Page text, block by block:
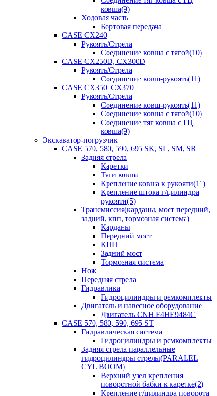
ковша(9)
Ходовая часть
Бортовая передача
CASE CX240
Рукоять/Стрела
Соединение ковша с тягой(10)
CASE CX250D, CX300D
Рукоять/Стрела
Соединение ковш-рукоять(11)
CASE CX350, CX370
Рукоять/Стрела
Соединение ковш-рукоять(11)
Соединение ковша с тягой(10)
Соединение тяг ковша с ГЦ
ковша(9)
Экскаватор-погрузчик
CASE 570, 580, 590, 695 SK, SL, SM, SR
Задняя стрела
Каретки
Тяги ковша
Крепление ковша к рукояти(11)
Крепление штока г/цилиндра
рукояти(5)
Трансмиссия(карданы, мост передний,
задний, кпп, тормозная система)
Карданы
Передний мост
КПП
Задний мост
Тормозная система
Нож
Передняя стрела
Гидравлика
Гидроцилиндры и ремкомплекты
Двигатель и навесное оборудование
Двигатель CNH F4HE9484C
CASE 570, 580, 590, 695 ST
Гидравлическая система
Гидроцилиндры и ремкомплекты
Задняя стрела параллельные
гидроцилиндры стрелы(PARALEL
CYL BOOM)
Верхний узел крепления
поворотной бабки к каретке(2)
Крепление г/цилиндра поворота